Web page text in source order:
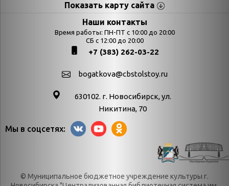
Показать карту сайта
Страницы Категории
Календарь
Богатков
Новости
Выставки
День в истории
День в истории.
День в истории.
Декабрь
День в истории.
Июль
Наши контакты
Время работы: ПН-ПТ с 10:00 до 20:00
СБ с 12:00 до 20:00
+7 (383) 262-03-22
bogatkova@cbstolstoy.ru
630102. г. Новосибирск, ул.
Никитина, 70
Мы в соцсетях:
© Муниципальное бюджетное учреждение культуры г.